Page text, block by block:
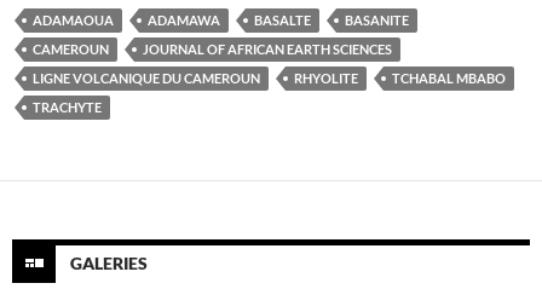
ADAMAOUA ADAMAWA BASALTE
BASANITE
CAMEROUN
JOURNAL OF AFRICAN EARTH SCIENCES
LIGNE VOLCANIQUE DU CAMEROUN
RHYOLITE
TCHABAL MBABO
TRACHYTE
GALERIES